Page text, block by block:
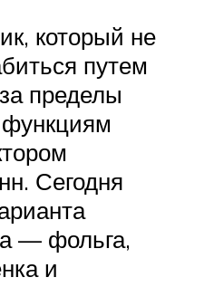
который не
путем
пределы
Сегодня
— фольга,
и